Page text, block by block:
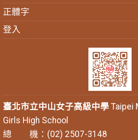
正體字
登入
臺北市立中山女子高級中學Taipei
Girls High School
總 機：(02) 2507-3148